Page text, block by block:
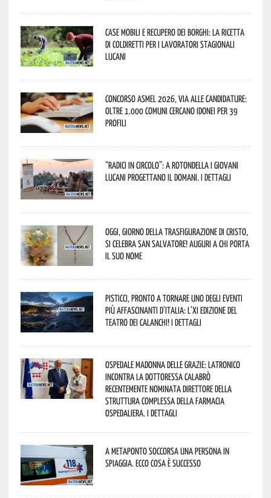
Case mobili e recupero dei borghi: la ricetta
di Coldiretti per i lavoratori stagionali
lucani
Concorso Asmel 2026, via alle candidature:
oltre 1.000 Comuni cercano idonei per 39
profili
“Radici in Circolo”: a Rotondella i giovani
lucani progettano il domani. I dettagli
Oggi, giorno della Trasfigurazione di Cristo,
si celebra San Salvatore! Auguri a chi porta
il suo nome
Pisticci, pronto a tornare uno degli eventi
più affascinanti d’Italia: l’XI edizione del
Teatro dei Calanchi! I dettagli
Ospedale Madonna delle Grazie: Latronico
incontra la dottoressa Calabrò
recentemente nominata Direttore della
Struttura Complessa della Farmacia
Ospedaliera. I dettagli
A Metaponto soccorsa una persona in
spiaggia. Ecco cosa è successo